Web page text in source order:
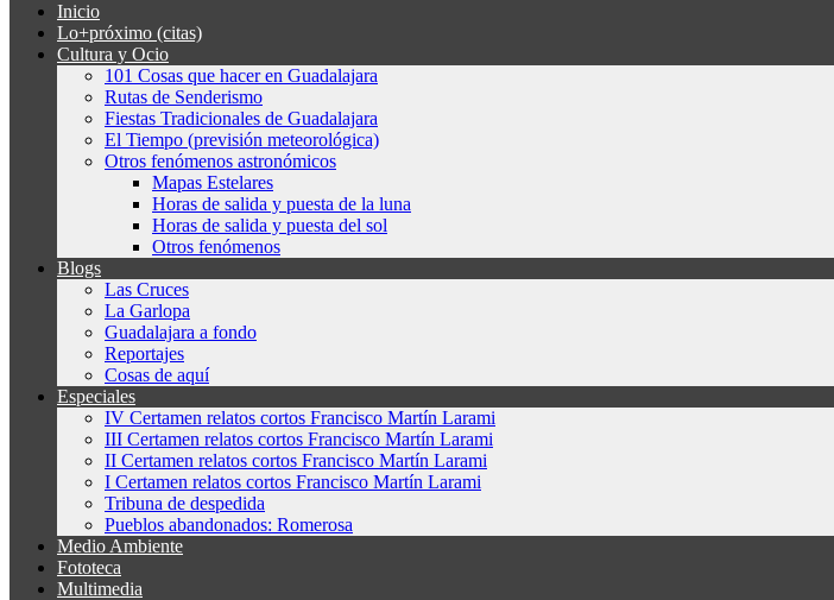
Inicio
Lo+próximo (citas)
Cultura y Ocio
101 Cosas que hacer en Guadalajara
Rutas de Senderismo
Fiestas Tradicionales de Guadalajara
El Tiempo (previsión meteorológica)
Otros fenómenos astronómicos
Mapas Estelares
Horas de salida y puesta de la luna
Horas de salida y puesta del sol
Otros fenómenos
Blogs
Las Cruces
La Garlopa
Guadalajara a fondo
Reportajes
Cosas de aquí
Especiales
IV Certamen relatos cortos Francisco Martín Larami
III Certamen relatos cortos Francisco Martín Larami
II Certamen relatos cortos Francisco Martín Larami
I Certamen relatos cortos Francisco Martín Larami
Tribuna de despedida
Pueblos abandonados: Romerosa
Medio Ambiente
Fototeca
Multimedia